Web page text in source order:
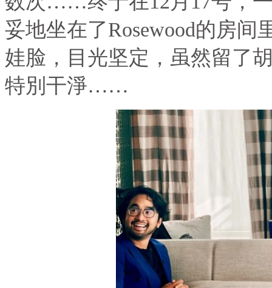
妥地坐在了Rosewood的房间
娃脸，目光坚定，虽然留了
特別干淨……